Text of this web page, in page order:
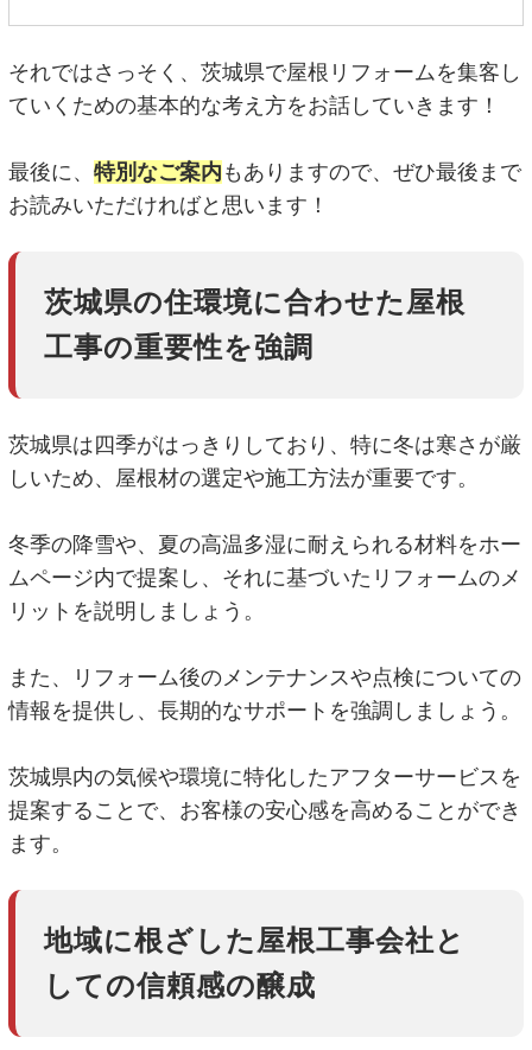
それではさっそく、茨城県で屋根リフォームを集客し
ていくための基本的な考え方をお話していきます！
最後に、特別なご案内 もありますので、ぜひ最後まで
お読みいただければと思います！
茨城県の住環境に合わせた屋根
工事の重要性を強調
茨城県は四季がはっきりしており、特に冬は寒さが厳
しいため、屋根材の選定や施工方法が重要です。
冬季の降雪や、夏の高温多湿に耐えられる材料をホー
ムページ内で提案し、それに基づいたリフォームのメ
リットを説明しましょう。
また、リフォーム後のメンテナンスや点検についての
情報を提供し、長期的なサポートを強調しましょう。
茨城県内の気候や環境に特化したアフターサービスを
提案することで、お客様の安心感を高めることができ
ます。
地域に根ざした屋根工事会社と
しての信頼感の醸成